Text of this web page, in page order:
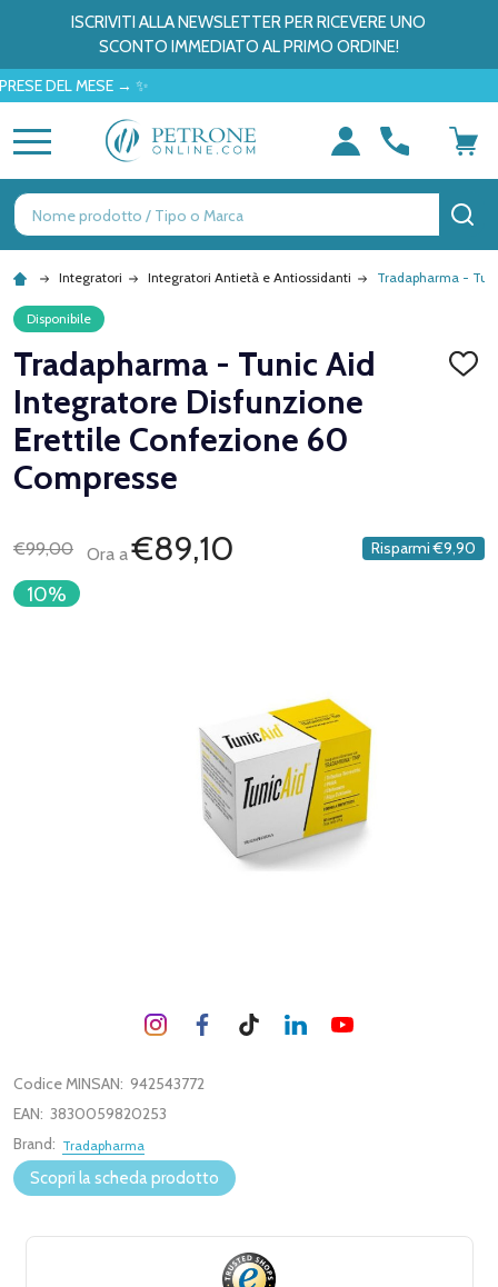
ISCRIVITI ALLA NEWSLETTER PER RICEVERE UNO
SCONTO IMMEDIATO AL PRIMO ORDINE!
MESE → ✨
Ricerca
Integratori Integratori Antietà e Antiossidanti Tradapharma -
Disponibile
Tradapharma - Tunic Aid
Integratore Disfunzione
Erettile Confezione 60
Compresse
€99,00 Ora a€89,10 Risparmi €9,90
10%
Codice MINSAN: 942543772
EAN: 3830059820253
Brand: Tradapharma
Scopri la scheda prodotto